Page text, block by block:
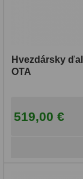
Hvezdársky
OTA
519,00 €